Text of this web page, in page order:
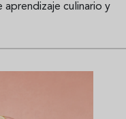
culinario y